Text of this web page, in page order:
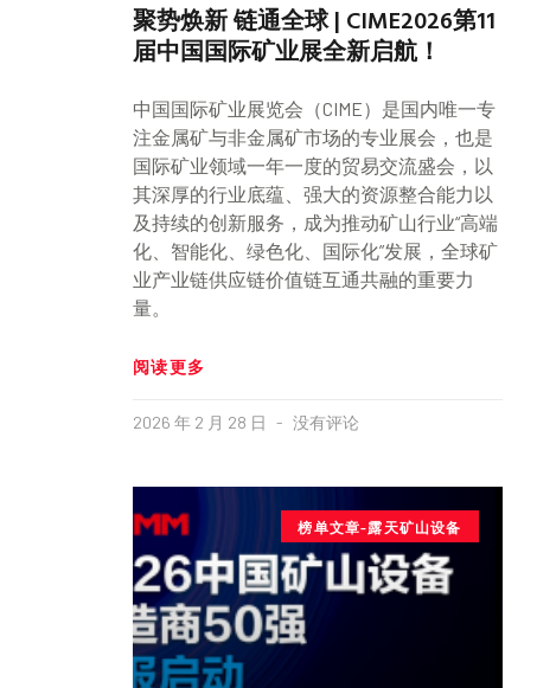
聚势焕新 链通全球 | CIME2026第11
届中国国际矿业展全新启航！
中国国际矿业展览会（CIME）是国内唯一专
注金属矿与非金属矿市场的专业展会，也是
国际矿业领域一年一度的贸易交流盛会，以
其深厚的行业底蕴、强大的资源整合能力以
及持续的创新服务，成为推动矿山行业“高端
化、智能化、绿色化、国际化”发展，全球矿
业产业链供应链价值链互通共融的重要力
量。
阅读更多
2026 年 2 月 28 日 没有评论
榜单文章-露天矿山设备